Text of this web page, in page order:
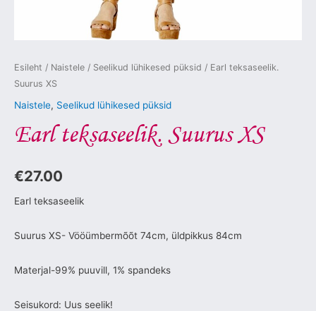
Esileht / Naistele / Seelikud lühikesed püksid / Earl teksaseelik.
Suurus XS
Naistele, Seelikud lühikesed püksid
Earl teksaseelik. Suurus XS
€27.00
Earl teksaseelik
Suurus XS- Vööümbermõõt 74cm, üldpikkus 84cm
Materjal-99% puuvill, 1% spandeks
Seisukord: Uus seelik!